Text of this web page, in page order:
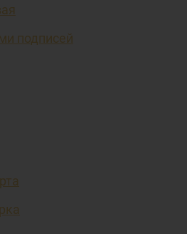
подписей